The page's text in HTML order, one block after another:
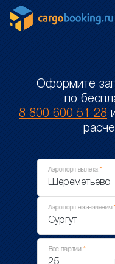
Оформите
по
8 800 600 51 28
Аэропорт вылета
Аэропорт назначения
Вес партии